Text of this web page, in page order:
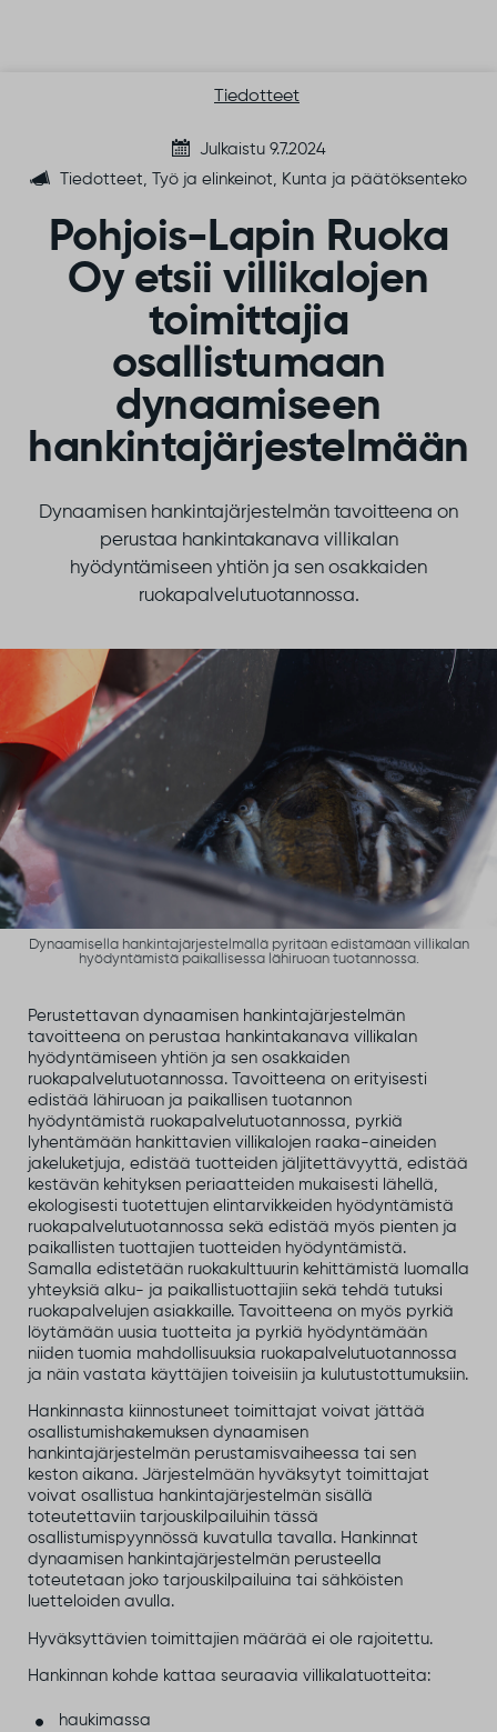
Tiedotteet
Julkaistu 9.7.2024
Tiedotteet, Työ ja elinkeinot, Kunta ja päätöksenteko
Pohjois-Lapin Ruoka
Oy etsii villikalojen
toimittajia
osallistumaan
dynaamiseen
hankintajärjestelmään
Dynaamisen hankintajärjestelmän tavoitteena on
perustaa hankintakanava villikalan
hyödyntämiseen yhtiön ja sen osakkaiden
ruokapalvelutuotannossa.
Dynaamisella hankintajärjestelmällä pyritään edistämään villikalan
hyödyntämistä paikallisessa lähiruoan tuotannossa.
Perustettavan dynaamisen hankintajärjestelmän
tavoitteena on perustaa hankintakanava villikalan
hyödyntämiseen yhtiön ja sen osakkaiden
ruokapalvelutuotannossa. Tavoitteena on erityisesti
edistää lähiruoan ja paikallisen tuotannon
hyödyntämistä ruokapalvelutuotannossa, pyrkiä
lyhentämään hankittavien villikalojen raaka-aineiden
jakeluketjuja, edistää tuotteiden jäljitettävyyttä, edistää
kestävän kehityksen periaatteiden mukaisesti lähellä,
ekologisesti tuotettujen elintarvikkeiden hyödyntämistä
ruokapalvelutuotannossa sekä edistää myös pienten ja
paikallisten tuottajien tuotteiden hyödyntämistä.
Samalla edistetään ruokakulttuurin kehittämistä luomalla
yhteyksiä alku- ja paikallistuottajiin sekä tehdä tutuksi
ruokapalvelujen asiakkaille. Tavoitteena on myös pyrkiä
löytämään uusia tuotteita ja pyrkiä hyödyntämään
niiden tuomia mahdollisuuksia ruokapalvelutuotannossa
ja näin vastata käyttäjien toiveisiin ja kulutustottumuksiin.
Hankinnasta kiinnostuneet toimittajat voivat jättää
osallistumishakemuksen dynaamisen
hankintajärjestelmän perustamisvaiheessa tai sen
keston aikana. Järjestelmään hyväksytyt toimittajat
voivat osallistua hankintajärjestelmän sisällä
toteutettaviin tarjouskilpailuihin tässä
osallistumispyynnössä kuvatulla tavalla. Hankinnat
dynaamisen hankintajärjestelmän perusteella
toteutetaan joko tarjouskilpailuina tai sähköisten
luetteloiden avulla.
Hyväksyttävien toimittajien määrää ei ole rajoitettu.
Hankinnan kohde kattaa seuraavia villikalatuotteita:
haukimassa